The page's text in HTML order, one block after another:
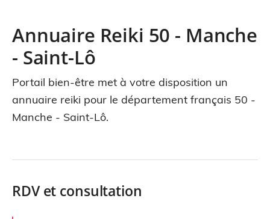
Annuaire Reiki 50 - Manche
- Saint-Lô
Portail bien-être met à votre disposition un
annuaire reiki pour le département français 50 -
Manche - Saint-Lô.
RDV et consultation